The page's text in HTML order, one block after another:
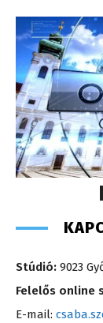
Stúdió: 9023
Felelős online
E-mail: